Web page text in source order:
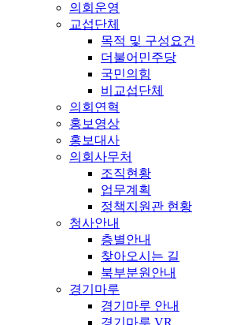
의회운영
교섭단체
목적 및 구성요건
더불어민주당
국민의힘
비교섭단체
의회연혁
홍보영상
홍보대사
의회사무처
조직현황
업무계획
정책지원관 현황
청사안내
층별안내
찾아오시는 길
북부분원안내
경기마루
경기마루 안내
경기마루 VR